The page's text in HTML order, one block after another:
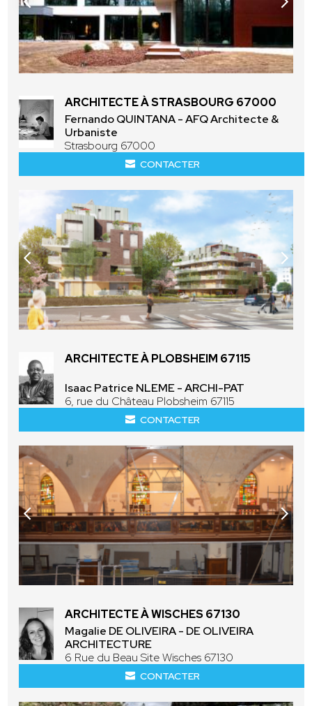
ARCHITECTE À STRASBOURG 67000
Fernando QUINTANA - AFQ Architecte &
Urbaniste
Strasbourg 67000
CONTACTER
ARCHITECTE À PLOBSHEIM 67115
Isaac Patrice NLEME - ARCHI-PAT
6, rue du Château Plobsheim 67115
CONTACTER
ARCHITECTE À WISCHES 67130
Magalie DE OLIVEIRA - DE OLIVEIRA
ARCHITECTURE
6 Rue du Beau Site Wisches 67130
CONTACTER